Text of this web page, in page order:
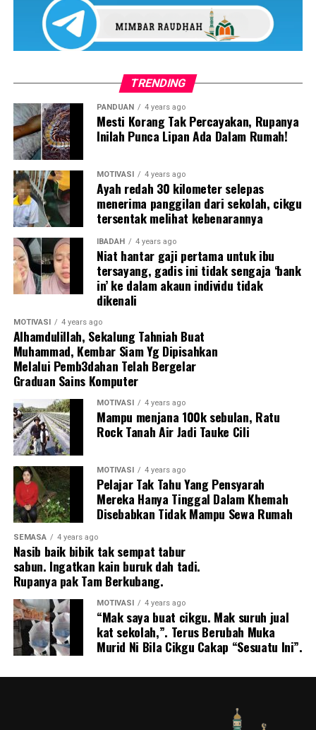
Terus mengalir airmata bahh sebab bapa ku sendiri
berdiri di sebelahku tengok dalam tongnya. Pulun habis
jualannya, terus minta dia balik ke rumah.
Tidak fikir apapa, terus teriak pacik tu. Tanya dari mana,
dia jawab dari Kg Pukat berjalan kaki sampai ke Logpond
terus putar sampai ke sini. Jalan kaki Pakcik? Jawabnyaa
YA !!
Bukan mau cakap aku baik ya gais, cuma ntah kenapa aku
rasa sebaknya tu lain mcm. Membayangkan org tua kita
dlm keadaan bgtu, memang kau akan terus rasa insaf
tiba tiba.
doakan jaa pakcik ni semoga diberikan kesihatan yang
TRENDING
PANDUAN 4 years ago
Mesti Korang Tak Percayakan, Rupanya
Inilah Punca Lipan Ada Dalam Rumah!
MOTIVASI 4 years ago
Ayah redah 30 kilometer selepas
menerima panggilan dari sekolah, cikgu
tersentak melihat kebenarannya
IBADAH 4 years ago
Niat hantar gaji pertama untuk ibu
tersayang, gadis ini tidak sengaja ‘bank
in’ ke dalam akaun individu tidak
dikenali
MOTIVASI 4 years ago
Alhamdulillah, Sekalung Tahniah Buat
Muhammad, Kembar Siam Yg Dipisahkan
Melalui Pemb3dahan Telah Bergelar
Graduan Sains Komputer
MOTIVASI 4 years ago
Mampu menjana 100k sebulan, Ratu
Rock Tanah Air Jadi Tauke Cili
MOTIVASI 4 years ago
Pelajar Tak Tahu Yang Pensyarah
Mereka Hanya Tinggal Dalam Khemah
Disebabkan Tidak Mampu Sewa Rumah
SEMASA 4 years ago
Nasib baik bibik tak sempat tabur
sabun. Ingatkan kain buruk dah tadi.
Rupanya pak Tam Berkubang.
MOTIVASI 4 years ago
“Mak saya buat cikgu. Mak suruh jual
kat sekolah,”. Terus Berubah Muka
Murid Ni Bila Cikgu Cakap “Sesuatu Ini”.